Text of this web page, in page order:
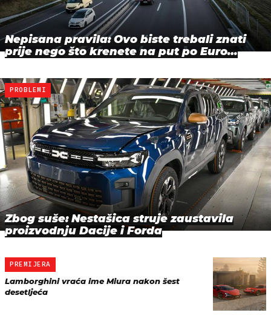
Nepisana pravila: Ovo biste trebali znati
prije nego što krenete na put po Euro…
PROBLEMI
Zbog suše: Nestašica struje zaustavila
proizvodnju Dacije i Forda
PREMIJERA
Lamborghini vraća ime Miura nakon šest
desetljeća